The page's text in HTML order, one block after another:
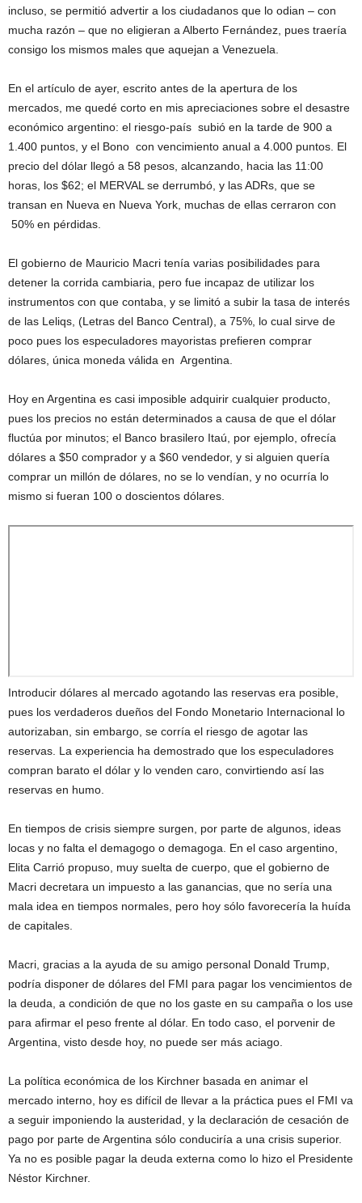
incluso, se permitió advertir a los ciudadanos que lo odian – con
mucha razón – que no eligieran a Alberto Fernández, pues traería
consigo los mismos males que aquejan a Venezuela.
En el artículo de ayer, escrito antes de la apertura de los
mercados, me quedé corto en mis apreciaciones sobre el desastre
económico argentino: el riesgo-país subió en la tarde de 900 a
1.400 puntos, y el Bono con vencimiento anual a 4.000 puntos. El
precio del dólar llegó a 58 pesos, alcanzando, hacia las 11:00
horas, los $62; el MERVAL se derrumbó, y las ADRs, que se
transan en Nueva en Nueva York, muchas de ellas cerraron con
50% en pérdidas.
El gobierno de Mauricio Macri tenía varias posibilidades para
detener la corrida cambiaria, pero fue incapaz de utilizar los
instrumentos con que contaba, y se limitó a subir la tasa de interés
de las Leliqs, (Letras del Banco Central), a 75%, lo cual sirve de
poco pues los especuladores mayoristas prefieren comprar
dólares, única moneda válida en Argentina.
Hoy en Argentina es casi imposible adquirir cualquier producto,
pues los precios no están determinados a causa de que el dólar
fluctúa por minutos; el Banco brasilero Itaú, por ejemplo, ofrecía
dólares a $50 comprador y a $60 vendedor, y si alguien quería
comprar un millón de dólares, no se lo vendían, y no ocurría lo
mismo si fueran 100 o doscientos dólares.
Introducir dólares al mercado agotando las reservas era posible,
pues los verdaderos dueños del Fondo Monetario Internacional lo
autorizaban, sin embargo, se corría el riesgo de agotar las
reservas. La experiencia ha demostrado que los especuladores
compran barato el dólar y lo venden caro, convirtiendo así las
reservas en humo.
En tiempos de crisis siempre surgen, por parte de algunos, ideas
locas y no falta el demagogo o demagoga. En el caso argentino,
Elita Carrió propuso, muy suelta de cuerpo, que el gobierno de
Macri decretara un impuesto a las ganancias, que no sería una
mala idea en tiempos normales, pero hoy sólo favorecería la huída
de capitales.
Macri, gracias a la ayuda de su amigo personal Donald Trump,
podría disponer de dólares del FMI para pagar los vencimientos de
la deuda, a condición de que no los gaste en su campaña o los use
para afirmar el peso frente al dólar. En todo caso, el porvenir de
Argentina, visto desde hoy, no puede ser más aciago.
La política económica de los Kirchner basada en animar el
mercado interno, hoy es difícil de llevar a la práctica pues el FMI va
a seguir imponiendo la austeridad, y la declaración de cesación de
pago por parte de Argentina sólo conduciría a una crisis superior.
Ya no es posible pagar la deuda externa como lo hizo el Presidente
Néstor Kirchner.